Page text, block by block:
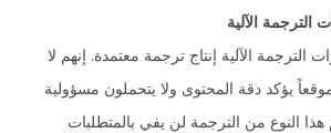
الترجمة الآلية
الترجمة الآلية إنتاج ترجمة معتمدة. إنهم لا
موقعاً يؤكد دقة المحتوى ولا يتحملون مسؤولية
هذا النوع من الترجمة لن يفي بالمتطلبات